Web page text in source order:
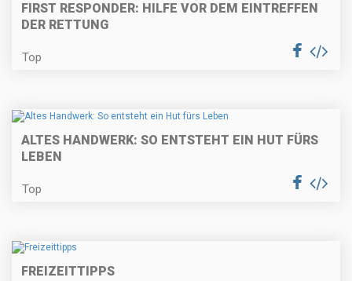
FIRST RESPONDER: HILFE VOR DEM EINTREFFEN
DER RETTUNG
Top
ALTES HANDWERK: SO ENTSTEHT EIN HUT FÜRS
LEBEN
Top
FREIZEITTIPPS